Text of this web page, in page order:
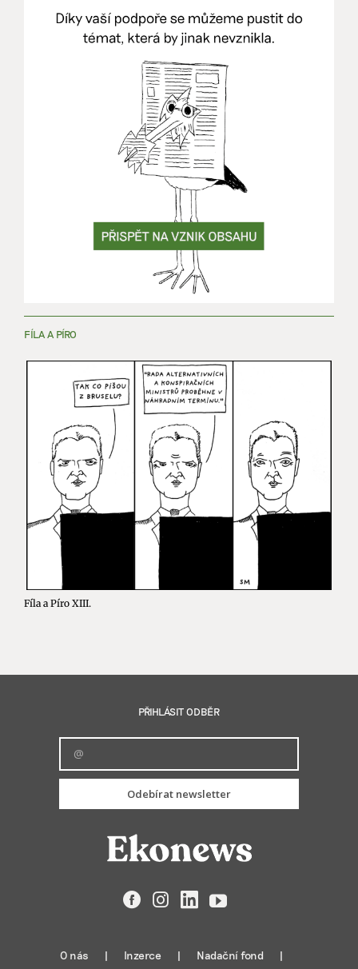
FÍLA A PÍRO
Fíla a Píro XIII.
PŘIHLÁSIT ODBĚR
Odebírat newsletter
FacebookInstagramLinkedIn
YouTube
O nás Inzerce
Nadační fond